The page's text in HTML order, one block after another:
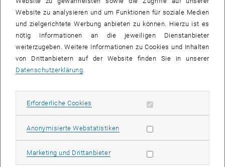
Randelementmethode (BEM)
a-posteriori Fehlerschätzung und adaptive Netzverfeinerung
optimale Kopplung von Netzverfeinerung und iterativen Lösern
Matrixkompression und Black-Box-Vorkonditionierung durch
Verwendung von hierarchischen Matrizen
Wissenschaftliche Publikationen
Proceedings (peer reviewed)
Website zu analysieren und um Funktionen für soziale Medien
und zielgerichtete Werbung anbieten zu können. Hierzu ist es
nötig Informationen an die jeweiligen Dienstanbieter
weiterzugeben. Weitere Informationen zu Cookies und Inhalten
von Drittanbietern auf der Website finden Sie in unserer
Datenschutzerklärung
Erforderliche Cookies Erforderliche Cookies zulassen
Anonymisierte WebstatistikenStatistik Cookies zulassen
Marketing und DrittanbieterMarketing Cookies zulassen